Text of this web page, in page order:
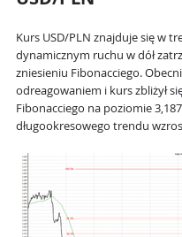
Kurs USD/PLN znajduje się w
dynamicznym ruchu w dół
zniesieniu Fibonacciego.
odreagowaniem i kurs zbliżył
Fibonacciego na poziomie
długookresowego trendu